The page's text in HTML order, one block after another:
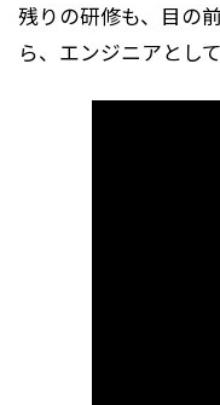
残りの研修も、目の
ら、エンジニアとし